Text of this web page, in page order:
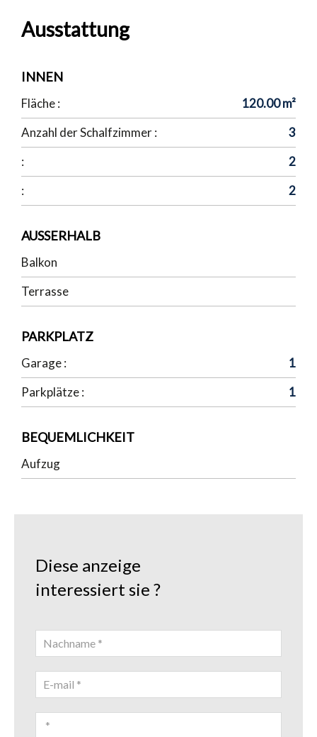
Ausstattung
INNEN
Fläche :
120.00 m²
Anzahl der Schalfzimmer :
3
:
2
:
2
AUSSERHALB
Balkon
Terrasse
PARKPLATZ
Garage :
1
Parkplätze :
1
BEQUEMLICHKEIT
Aufzug
Diese anzeige
interessiert sie ?